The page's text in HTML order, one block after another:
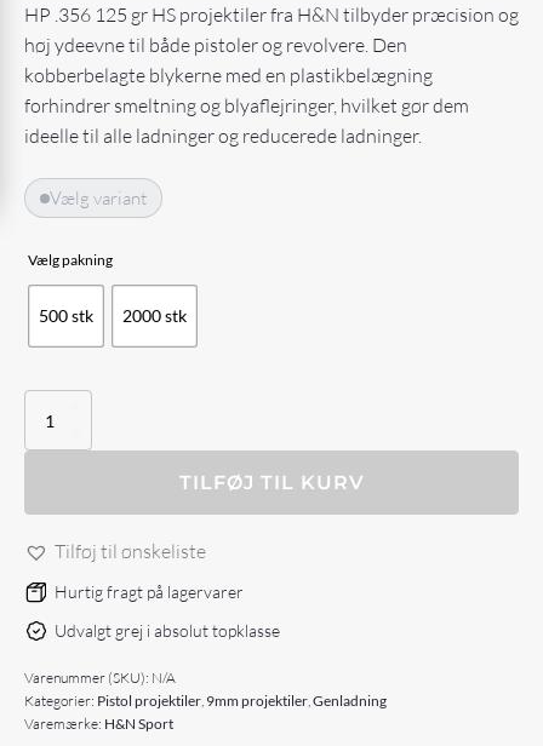
HP .356 125 gr HS projektiler fra H&N tilbyder præcision og
høj ydeevne til både pistoler og revolvere. Den
kobberbelagte blykerne med en plastikbelægning
forhindrer smeltning og blyaflejringer, hvilket gør dem
ideelle til alle ladninger og reducerede ladninger.
Vælg variant
Vælg pakning
500 stk 2000 stk
H&N
HP
HS
TILFØJ TIL KURV
Tilføj til ønskeliste
Hurtig fragt på lagervarer
Udvalgt grej i absolut topklasse
Varenummer (SKU): N/A
Kategorier: Pistol projektiler 9mm projektiler Genladning
Varemærke: H&N Sport